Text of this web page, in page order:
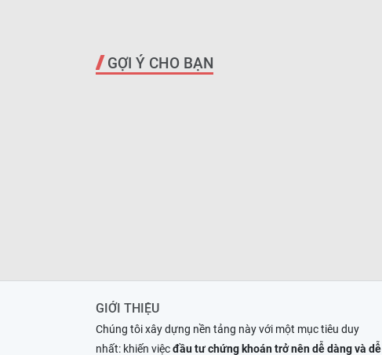
GỢI Ý CHO BẠN
GIỚI THIỆU
Chúng tôi xây dựng nền tảng này với một mục tiêu duy
nhất: khiến việcđầu tư chứng khoán trở nên dễ dàng và dễ